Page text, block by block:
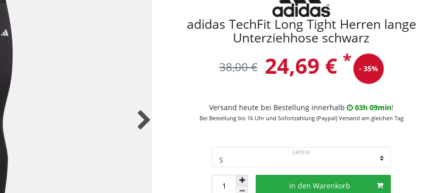
adidas TechFit Long Tight Herren lange
Unterziehhose schwarz
38,00 € 24,69 € * - 35%
Versand heute bei Bestellung innerhalb 03h 09min!
Bei Bestellung bis 16 Uhr und Sofortzahlung (Paypal) Versand am gleichen Tag
GRÖSSE
In den Warenkorb